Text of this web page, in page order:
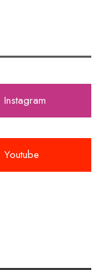
Instagram
Youtube